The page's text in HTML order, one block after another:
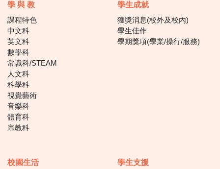
學 與 教
課程特色
中文科
英文科
數學科
常識科/STEAM
人文科
科學科
視覺藝術
音樂科
體育科
宗教科
學生成就
獲獎消息(校外及校內)
學生佳作
學期獎項(學業/操行/服務)
校園生活
學生支援